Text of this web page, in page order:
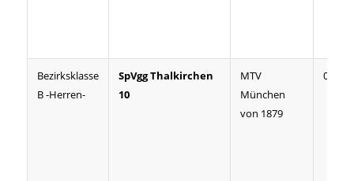
Bezirksklasse
B -Herren-
SpVgg Thalkirchen
10
MTV
München
von 1879
08:02